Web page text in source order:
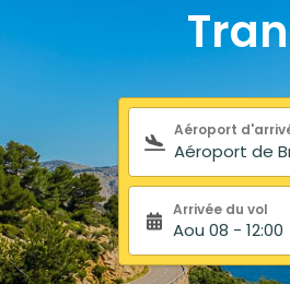
Aéroport
Arrivée du vol
Aou 08 - 12:00